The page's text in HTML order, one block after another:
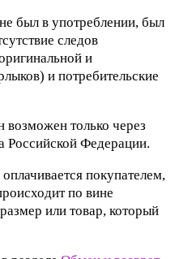
был в употреблении, был
следов
и
и потребительские
только через
Российской Федерации.
покупателем,
по вине
или товар, который